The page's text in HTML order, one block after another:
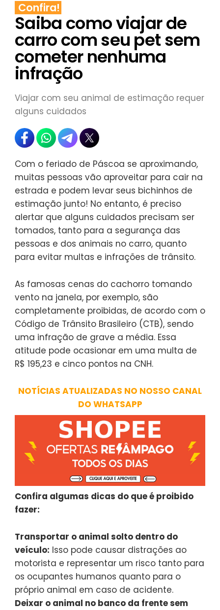
Confira!
Saiba como viajar de
carro com seu pet sem
cometer nenhuma
infração
Viajar com seu animal de estimação requer
alguns cuidados
Com o feriado de Páscoa se aproximando,
muitas pessoas vão aproveitar para cair na
estrada e podem levar seus bichinhos de
estimação junto! No entanto, é preciso
alertar que alguns cuidados precisam ser
tomados, tanto para a segurança das
pessoas e dos animais no carro, quanto
para evitar multas e infrações de trânsito.
As famosas cenas do cachorro tomando
vento na janela, por exemplo, são
completamente proibidas, de acordo com o
Código de Trânsito Brasileiro (CTB), sendo
uma infração de grave a média. Essa
atitude pode ocasionar em uma multa de
R$ 195,23 e cinco pontos na CNH.
NOTÍCIAS ATUALIZADAS NO NOSSO CANAL
DO WHATSAPP
Confira algumas dicas do que é proibido
fazer:
Transportar o animal solto dentro do
veículo: Isso pode causar distrações ao
motorista e representar um risco tanto para
os ocupantes humanos quanto para o
próprio animal em caso de acidente.
Deixar o animal no banco da frente sem